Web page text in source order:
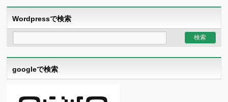
Wordpressで検索
googleで検索